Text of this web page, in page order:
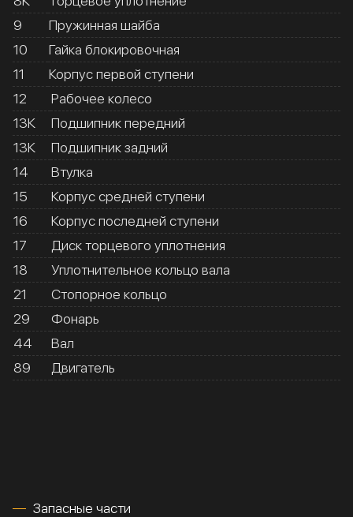
9
Пружинная шайба
10
Гайка блокировочная
11
Корпус первой ступени
12
Рабочее колесо
13К
Подшипник передний
13К
Подшипник задний
14
Втулка
15
Корпус средней ступени
16
Корпус последней ступени
17
Диск торцевого уплотнения
18
Уплотнительное кольцо вала
21
Стопорное кольцо
29
Фонарь
44
Вал
89
Двигатель
Запасные части